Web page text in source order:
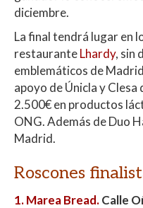
diciembre.
La final tendrá lugar en
restauranteLhardy, sin
emblemáticos de
apoyo de Únicla y
2.500€ en productos
ONG. Además de Duo
Madrid.
Roscones
1. Marea Bread.Calle